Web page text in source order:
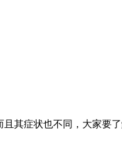
其症状也不同，大家要